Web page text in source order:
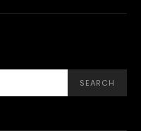
SEARCH